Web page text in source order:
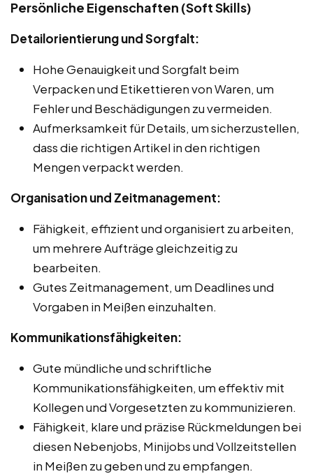
Persönliche Eigenschaften (Soft Skills)
Detailorientierung und Sorgfalt:
Hohe Genauigkeit und Sorgfalt beim
Verpacken und Etikettieren von Waren, um
Fehler und Beschädigungen zu vermeiden.
Aufmerksamkeit für Details, um sicherzustellen,
dass die richtigen Artikel in den richtigen
Mengen verpackt werden.
Organisation und Zeitmanagement:
Fähigkeit, effizient und organisiert zu arbeiten,
um mehrere Aufträge gleichzeitig zu
bearbeiten.
Gutes Zeitmanagement, um Deadlines und
Vorgaben in Meißen einzuhalten.
Kommunikationsfähigkeiten:
Gute mündliche und schriftliche
Kommunikationsfähigkeiten, um effektiv mit
Kollegen und Vorgesetzten zu kommunizieren.
Fähigkeit, klare und präzise Rückmeldungen bei
diesen Nebenjobs, Minijobs und Vollzeitstellen
in Meißen zu geben und zu empfangen.